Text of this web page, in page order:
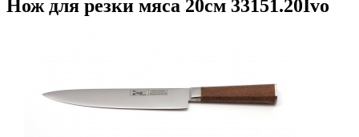
Нож для резки мяса 20см 33151.20Ivo